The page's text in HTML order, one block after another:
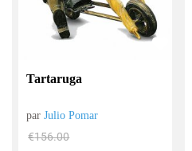
Tartaruga
parJulio Pomar
€156.00